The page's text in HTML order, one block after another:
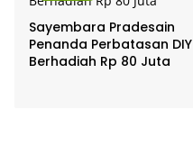
Sayembara Pradesain
Penanda Perbatasan DIY
Berhadiah Rp 80 Juta